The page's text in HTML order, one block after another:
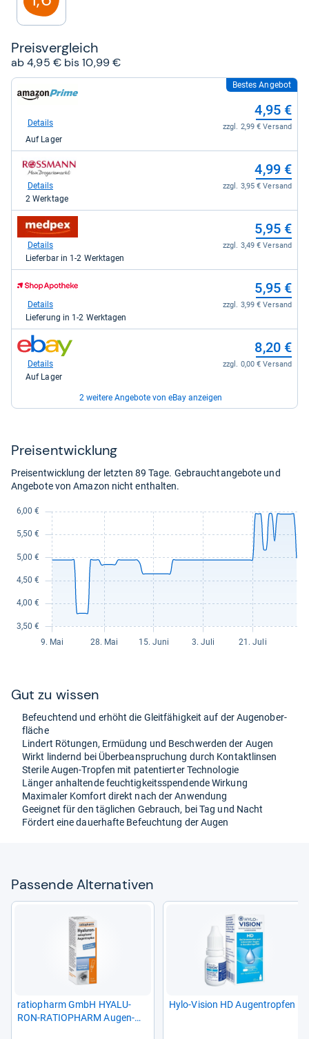
Preis­ver­gleich
ab 4,95 € bis 10,99 €
Shop:
Amazon.de
4,95
kaufen.
Bestes Angebot
4,95 €
zzgl. 2,99 € Versand
Details
Auf Lager
zum
Shop:
rossmann
4,99
kaufen.
4,99 €
zzgl. 3,95 € Versand
Details
2 Werktage
zum
Shop:
medpex
kaufen.
5,95 €
zzgl. 3,49 € Versand
Details
Lieferbar in 1-2 Werktagen
zum
Shop:
Shop
für
kaufen.
5,95 €
zzgl. 3,99 € Versand
Details
Lieferung in 1-2 Werktagen
zum
Shop:
eBay
kaufen.
8,20 €
zzgl. 0,00 € Versand
Details
Auf Lager
2 weitere Angebote von eBay anzeigen
eBay
10,59
kaufen.
Details
Auf Lager
zum
Shop:
eBay
10,99
Auf Lager
Preis­ent­wick­lung
Preisentwicklung der letzten 89 Tage. Gebrauchtangebote und
Angebote von Amazon nicht enthalten.
Gut zu wis­sen
Befeuch­tend und erhöht die Gleit­fä­hig­keit auf der Augeno­ber­
flä­che
Lin­dert Rötun­gen, Ermü­dung und Beschwer­den der Augen
Wirkt lin­dernd bei Über­be­an­spru­chung durch Kon­takt­lin­sen
Ste­rile Augen-​Trop­fen mit paten­tier­ter Tech­no­lo­gie
Län­ger anhal­tende feuch­tig­keitss­pen­dende Wir­kung
Maxi­ma­ler Kom­fort direkt nach der Anwen­dung
Geeig­net für den täg­li­chen Gebrauch, bei Tag und Nacht
För­dert eine dau­er­hafte Befeuch­tung der Augen
Pas­sende Alter­na­ti­ven
ratio­pharm GmbH HYALU­
RON-​RATIO­PHARM Augen­
Hylo-​Vision HD Augen­trop­fen